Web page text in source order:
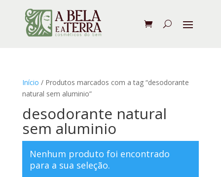
Início / Produtos marcados com a tag “desodorante
natural sem aluminio”
desodorante natural
sem aluminio
Nenhum produto foi encontrado
para a sua seleção.